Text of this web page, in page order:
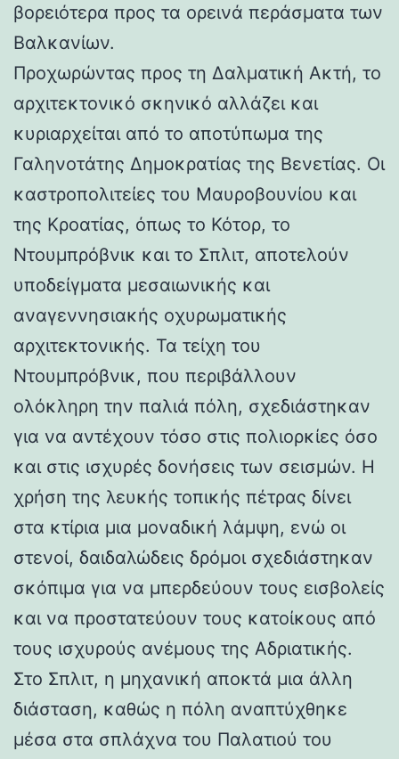
βορειότερα προς τα ορεινά περάσματα των
Βαλκανίων.
Προχωρώντας προς τη Δαλματική Ακτή, το
αρχιτεκτονικό σκηνικό αλλάζει και
κυριαρχείται από το αποτύπωμα της
Γαληνοτάτης Δημοκρατίας της Βενετίας. Οι
καστροπολιτείες του Μαυροβουνίου και
της Κροατίας, όπως το Κότορ, το
Ντουμπρόβνικ και το Σπλιτ, αποτελούν
υποδείγματα μεσαιωνικής και
αναγεννησιακής οχυρωματικής
αρχιτεκτονικής. Τα τείχη του
Ντουμπρόβνικ, που περιβάλλουν
ολόκληρη την παλιά πόλη, σχεδιάστηκαν
για να αντέχουν τόσο στις πολιορκίες όσο
και στις ισχυρές δονήσεις των σεισμών. Η
χρήση της λευκής τοπικής πέτρας δίνει
στα κτίρια μια μοναδική λάμψη, ενώ οι
στενοί, δαιδαλώδεις δρόμοι σχεδιάστηκαν
σκόπιμα για να μπερδεύουν τους εισβολείς
και να προστατεύουν τους κατοίκους από
τους ισχυρούς ανέμους της Αδριατικής.
Στο Σπλιτ, η μηχανική αποκτά μια άλλη
διάσταση, καθώς η πόλη αναπτύχθηκε
μέσα στα σπλάχνα του Παλατιού του